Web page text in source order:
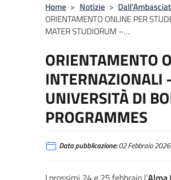
Home > Notizie >
ORIENTAMENTO ONLINE PER
MATER STUDIORUM –...
ORIENTAMENTO
INTERNAZIONALI
UNIVERSITÀ DI
PROGRAMMES
Data pubblicazione:02 Febbraio 2026